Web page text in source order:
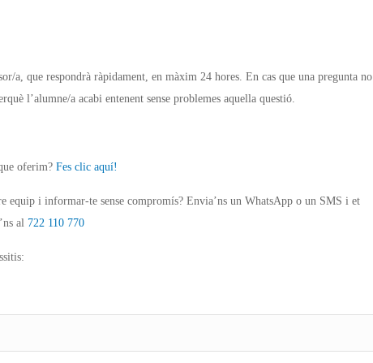
a, que respondrà ràpidament, en màxim 24 hores. En cas que una pregunta no
l’alumne/a acabi entenent sense problemes aquella questió.
oferim? Fes clic aquí!
equip i informar-te sense compromís? Envia’ns un WhatsApp o un SMS i et
al 722 110 770